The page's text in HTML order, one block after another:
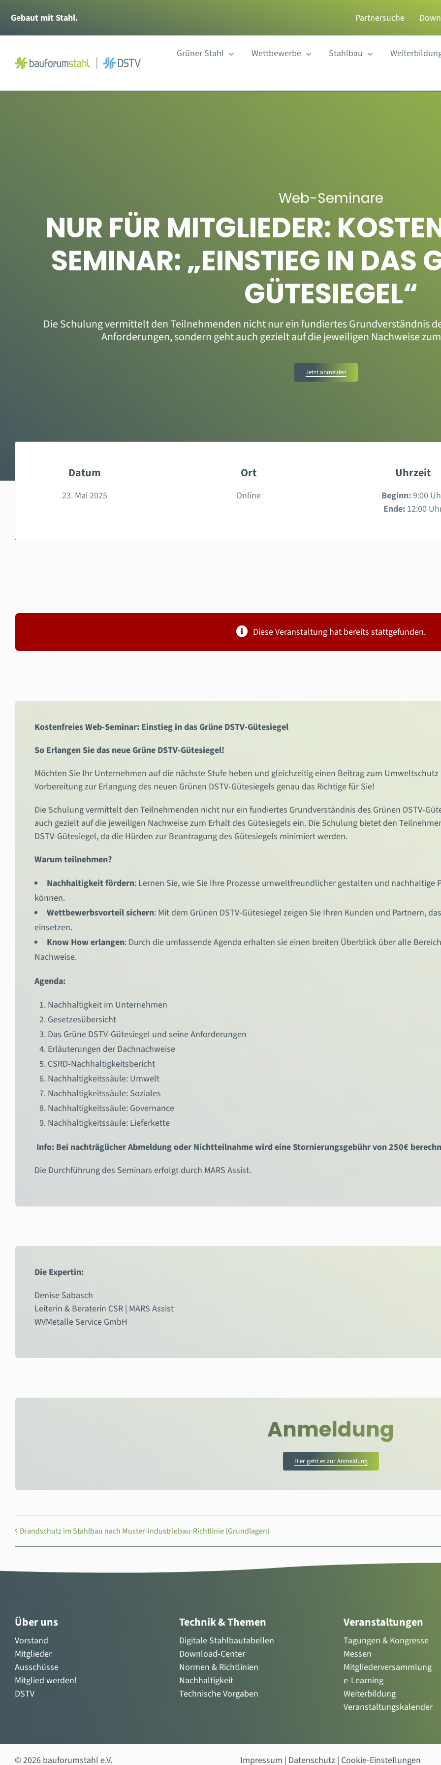
Inhalt
springen
Gebaut mit Stahl. Partnersuche
Grüner Stahl Wettbewerbe Stahlbau
Web-Seminare
NUR FÜR MITGLIEDER:
SEMINAR: „EINSTIEG IN DAS
GÜTESIEGEL“
Die Schulung vermittelt den Teilnehmenden nicht nur ein fundiertes Grundverständnis
Anforderungen, sondern geht auch gezielt auf die jeweiligen Nachweise
Jetzt anmelden
Datum
23. Mai 2025
Ort
Online
Uhrzeit
Beginn:9:00
Ende: 12:00
Diese Veranstaltung hat bereits stattgefunden.
Kostenfreies Web-Seminar: Einstieg in das Grüne DSTV-Gütesiegel
So Erlangen Sie das neue Grüne DSTV-Gütesiegel!
Möchten Sie Ihr Unternehmen auf die nächste Stufe heben und gleichzeitig einen Beitrag zum
Vorbereitung zur Erlangung des neuen Grünen DSTV-Gütesiegels genau das Richtige für Sie!
Die Schulung vermittelt den Teilnehmenden nicht nur ein fundiertes Grundverständnis des Grünen DSTV-
auch gezielt auf die jeweiligen Nachweise zum Erhalt des Gütesiegels ein. Die Schulung bietet den
DSTV-Gütesiegel, da die Hürden zur Beantragung des Gütesiegels minimiert werden.
Warum teilnehmen?
Nachhaltigkeit fördern: Lernen Sie, wie Sie Ihre Prozesse umweltfreundlicher gestalten und
können.
Wettbewerbsvorteil sichern: Mit dem Grünen DSTV-Gütesiegel zeigen Sie Ihren Kunden und Partnern,
einsetzen.
Know How erlangen: Durch die umfassende Agenda erhalten sie einen breiten Überblick über alle
Nachweise.
Agenda:
Nachhaltigkeit im Unternehmen
Gesetzesübersicht
Das Grüne DSTV-Gütesiegel und seine Anforderungen
Erläuterungen der Dachnachweise
CSRD-Nachhaltigkeitsbericht
Nachhaltigkeitssäule: Umwelt
Nachhaltigkeitssäule: Soziales
Nachhaltigkeitssäule: Governance
Nachhaltigkeitssäule: Lieferkette
Info: Bei nachträglicher Abmeldung oder Nichtteilnahme wird eine Stornierungsgebühr von 250€
Die Durchführung des Seminars erfolgt durch MARS Assist.
Die Expertin:
Denise Sabasch
Leiterin & Beraterin CSR | MARS Assist
WVMetalle Service GmbH
Anmeldung
Hier geht es zur Anmeldung
Brandschutz im Stahlbau nach Muster-Industriebau-Richtlinie (Grundlagen)
Über uns
Vorstand
Mitglieder
Ausschüsse
Mitglied werden!
DSTV
Technik & Themen
Digitale Stahlbautabellen
Download-Center
Normen & Richtlinien
Nachhaltigkeit
Technische Vorgaben
Veranstaltungen
Tagungen & Kongresse
Messen
Mitgliederversammlung
e-Learning
Weiterbildung
Veranstaltungskalender
© 2026 bauforumstahl e.V. Impressum | Datenschutz | Cookie-Einstellungen